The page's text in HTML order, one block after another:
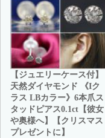
【ジュエリーケース付】
天然ダイヤモンド 《Iク
ラス LBカラー》6本爪ス
タッドピアス0.1ct【彼女
や奥様へ】【クリスマス
プレゼントに】